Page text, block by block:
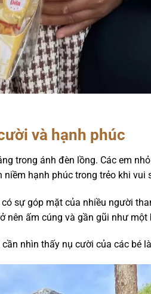
và hạnh phúc
trong ánh đèn lồng. Các em
hạnh phúc trong trẻo khi
sự góp mặt của nhiều người
nên ấm cúng và gần gũi như
nhìn thấy nụ cười của các bé